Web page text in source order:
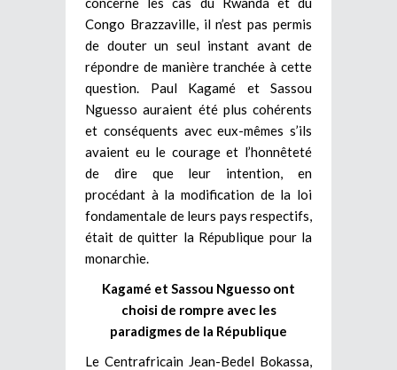
Congo Brazzaville, il n’est pas permis
de douter un seul instant avant de
répondre de manière tranchée à cette
question. Paul Kagamé et Sassou
Nguesso auraient été plus cohérents
et conséquents avec eux-mêmes s’ils
avaient eu le courage et l’honnêteté
de dire que leur intention, en
procédant à la modification de la loi
fondamentale de leurs pays respectifs,
était de quitter la République pour la
monarchie.
Kagamé et Sassou Nguesso ont
choisi de rompre avec les
paradigmes de la République
Le Centrafricain Jean-Bedel Bokassa,